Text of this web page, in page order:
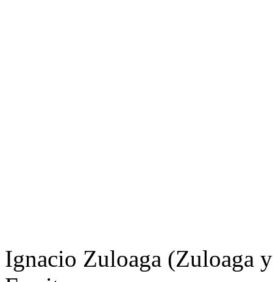
Ignacio Zuloaga (Zuloaga